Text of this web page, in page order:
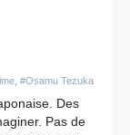
#Osamu Tezuka
Des
Pas de